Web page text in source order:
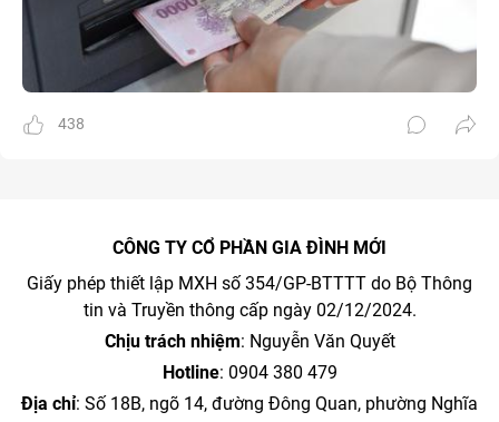
438
CÔNG TY CỔ PHẦN GIA ĐÌNH MỚI
Giấy phép thiết lập MXH số 354/GP-BTTTT do Bộ Thông
tin và Truyền thông cấp ngày 02/12/2024.
Chịu trách nhiệm: Nguyễn Văn Quyết
Hotline: 0904 380 479
Địa chỉ: Số 18B, ngõ 14, đường Đông Quan, phường Nghĩa